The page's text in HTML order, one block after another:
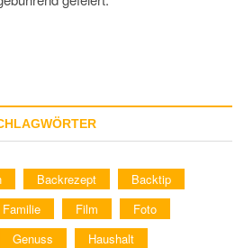
Backrezept
Backtip
Familie Film
Foto
Genuss
Haushalt